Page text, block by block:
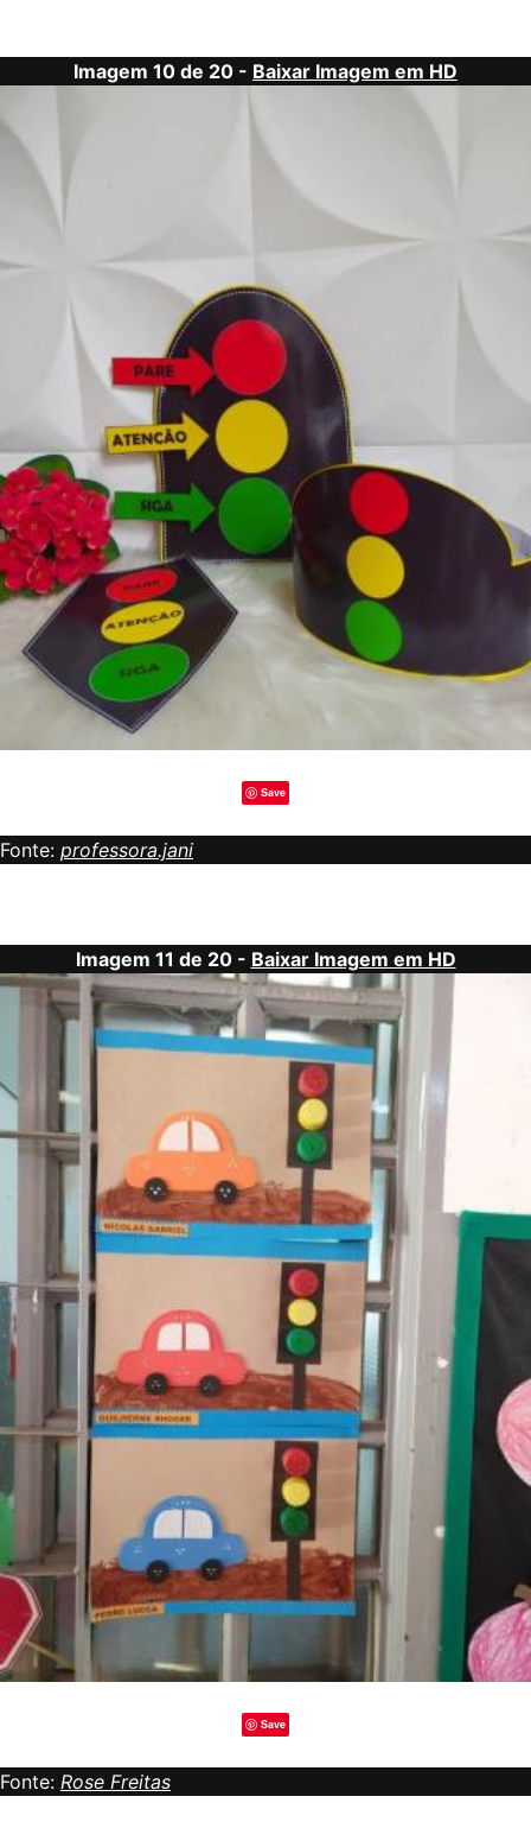
Imagem 10 de 20 - Baixar Imagem em HD
Save
Fonte: professora.jani
Imagem 11 de 20 - Baixar Imagem em HD
Save
Fonte: Rose Freitas